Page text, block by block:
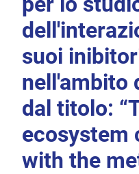
suoi
nell'ambito
dal titolo:
ecosystem
with the